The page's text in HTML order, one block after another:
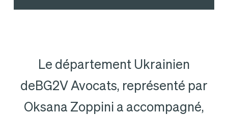
Le département Ukrainien
deBG2V Avocats, représenté par
Oksana Zoppini a accompagné,